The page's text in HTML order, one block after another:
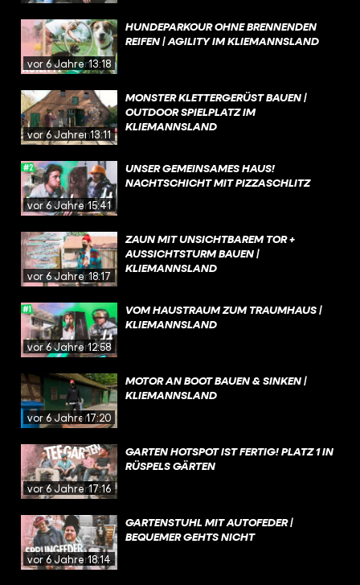
vor 6 Jahren13:18
HUNDEPARKOUR OHNE BRENNENDEN
REIFEN | AGILITY IM KLIEMANNSLAND
vor 6 Jahren13:11
MONSTER KLETTERGERÜST BAUEN |
OUTDOOR SPIELPLATZ IM
KLIEMANNSLAND
vor 6 Jahren15:41
UNSER GEMEINSAMES HAUS!
NACHTSCHICHT MIT PIZZASCHLITZ
vor 6 Jahren18:17
ZAUN MIT UNSICHTBAREM TOR +
AUSSICHTSTURM BAUEN |
KLIEMANNSLAND
vor 6 Jahren12:58
VOM HAUSTRAUM ZUM TRAUMHAUS |
KLIEMANNSLAND
vor 6 Jahren17:20
MOTOR AN BOOT BAUEN & SINKEN |
KLIEMANNSLAND
vor 6 Jahren17:16
GARTEN HOTSPOT IST FERTIG! PLATZ 1 IN
RÜSPELS GÄRTEN
vor 6 Jahren18:14
GARTENSTUHL MIT AUTOFEDER |
BEQUEMER GEHTS NICHT